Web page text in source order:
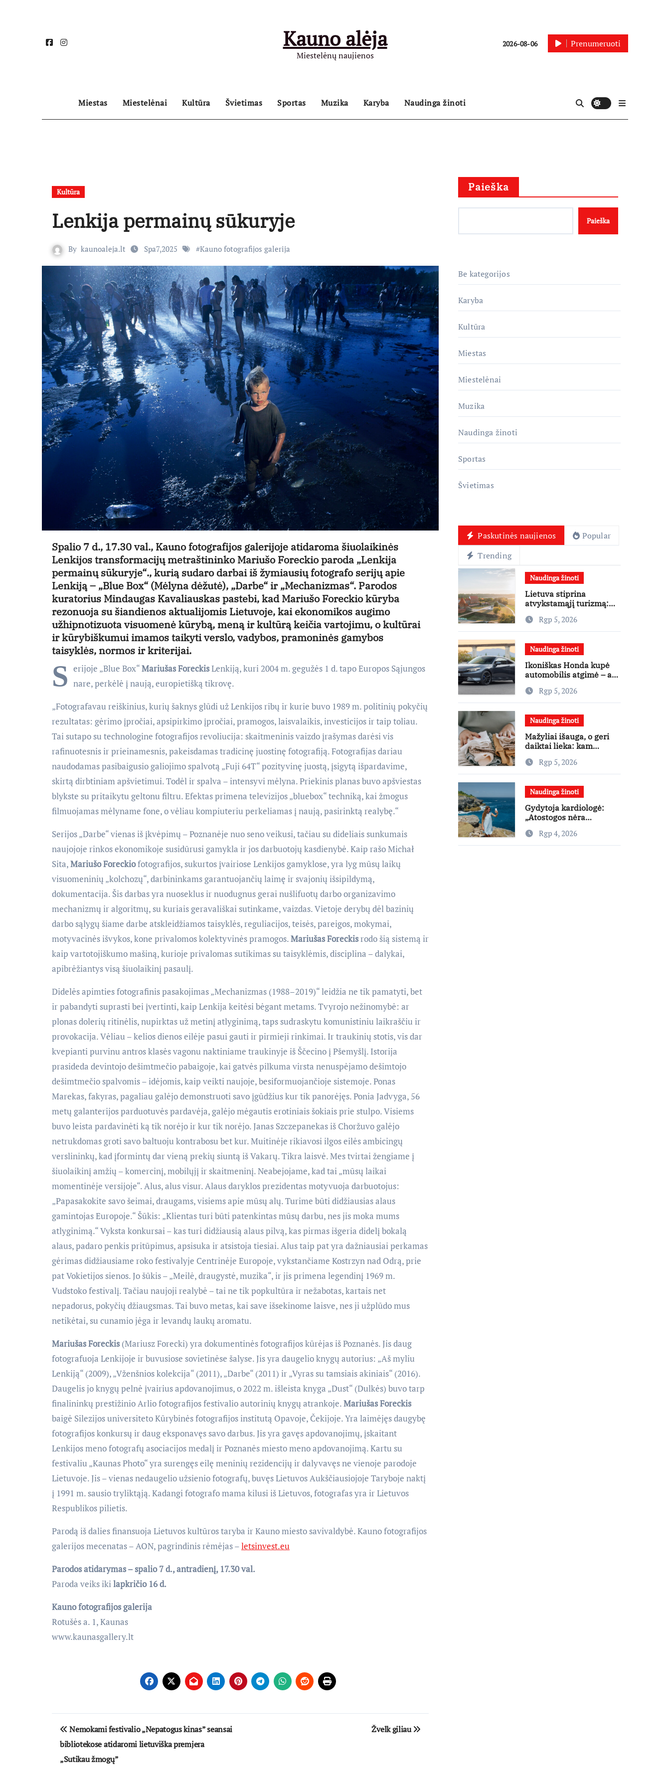
Kauno alėja
Miestelėnų naujienos
2026-08-06 Prenumeruoti
Miestas Miestelėnai Kultūra Švietimas Sportas Muzika Karyba Naudinga žinoti
Kultūra
Lenkija permainų sūkuryje
By kaunoaleja.lt Spa7,2025 #Kauno fotografijos galerija
Spalio 7 d., 17.30 val., Kauno fotografijos galerijoje atidaroma šiuolaikinės
Lenkijos transformacijų metraštininkoMariušo Foreckioparoda „Lenkija
permainų sūkuryje“., kurią sudaro darbai iš žymiausių fotografo serijų apie
Lenkiją – „Blue Box“ (Mėlyna dėžutė), „Darbe“ ir „Mechanizmas“. Parodos
kuratorius Mindaugas Kavaliauskaspastebi, kadMariušo Foreckiokūryba
rezonuoja su šiandienos aktualijomis Lietuvoje, kai ekonomikos augimo
užhipnotizuota visuomenė kūrybą, meną ir kultūrą keičia vartojimu, o kultūrai
ir kūrybiškumui imamos taikyti verslo, vadybos, pramoninės gamybos
taisyklės, normos ir kriterijai.
S erijoje „Blue Box“Mariušas ForeckisLenkiją, kuri 2004 m. gegužės 1 d. tapo Europos Sąjungos
nare, perkėlė į naują, europietišką tikrovę.
„Fotografavau reiškinius, kurių šaknys glūdi už Lenkijos ribų ir kurie buvo 1989 m. politinių pokyčių
rezultatas: gėrimo įpročiai, apsipirkimo įpročiai, pramogos, laisvalaikis, investicijos ir taip toliau.
Tai sutapo su technologine fotografijos revoliucija: skaitmeninis vaizdo įrašymas darėsi vis
rafinuotesnis ir prieinamesnis, pakeisdamas tradicinę juostinę fotografiją. Fotografijas dariau
naudodamas pasibaigusio galiojimo spalvotą „Fuji 64T“ pozityvinę juostą, įsigytą išpardavime,
skirtą dirbtiniam apšvietimui. Todėl ir spalva – intensyvi mėlyna. Priekinis planas buvo apšviestas
blykste su pritaikytu geltonu filtru. Efektas primena televizijos „bluebox“ techniką, kai žmogus
filmuojamas mėlyname fone, o vėliau kompiuteriu perkeliamas į naują, pasirinktą realybę.“
Serijos „Darbe“ vienas iš įkvėpimų – Poznanėje nuo seno veikusi, tačiau su dideliais sunkumais
naujojoje rinkos ekonomikoje susidūrusi gamykla ir jos darbuotojų kasdienybė. Kaip rašo Michał
Sita,Mariušo Foreckiofotografijos, sukurtos įvairiose Lenkijos gamyklose, yra lyg mūsų laikų
visuomeninių „kolchozų“, darbininkams garantuojančių laimę ir svajonių išsipildymą,
dokumentacija. Šis darbas yra nuoseklus ir nuodugnus gerai nušlifuotų darbo organizavimo
mechanizmų ir algoritmų, su kuriais geravališkai sutinkame, vaizdas. Vietoje derybų dėl bazinių
darbo sąlygų šiame darbe atskleidžiamos taisyklės, reguliacijos, teisės, pareigos, mokymai,
motyvacinės išvykos, kone privalomos kolektyvinės pramogos.Mariušas Foreckisrodo šią sistemą ir
kaip vartotojiškumo mašiną, kurioje privalomas sutikimas su taisyklėmis, disciplina – dalykai,
apibrėžiantys visą šiuolaikinį pasaulį.
Didelės apimties fotografinis pasakojimas „Mechanizmas (1988–2019)“ leidžia ne tik pamatyti, bet
ir pabandyti suprasti bei įvertinti, kaip Lenkija keitėsi bėgant metams. Tvyrojo nežinomybė: ar
plonas dolerių ritinėlis, nupirktas už metinį atlyginimą, taps sudraskytu komunistiniu laikraščiu ir
provokacija. Vėliau – kelios dienos eilėje pasui gauti ir pirmieji rinkimai. Ir traukinių stotis, vis dar
kvepianti purvinu antros klasės vagonu naktiniame traukinyje iš Ščecino į Pšemyšlį. Istorija
prasideda devintojo dešimtmečio pabaigoje, kai gatvės pilkuma virsta nenuspėjamo dešimtojo
dešimtmečio spalvomis – idėjomis, kaip veikti naujoje, besiformuojančioje sistemoje. Ponas
Marekas, fakyras, pagaliau galėjo demonstruoti savo įgūdžius kur tik panorėjęs. Ponia Jadvyga, 56
metų galanterijos parduotuvės pardavėja, galėjo mėgautis erotiniais šokiais prie stulpo. Visiems
buvo leista pardavinėti ką tik norėjo ir kur tik norėjo. Janas Szczepanekas iš Choržuvo galėjo
netrukdomas groti savo baltuoju kontrabosu bet kur. Muitinėje rikiavosi ilgos eilės ambicingų
verslininkų, kad įformintų dar vieną prekių siuntą iš Vakarų. Tikra laisvė. Mes tvirtai žengiame į
šiuolaikinį amžių – komercinį, mobilųjį ir skaitmeninį. Neabejojame, kad tai „mūsų laikai
momentinėje versijoje“. Alus, alus visur. Alaus daryklos prezidentas motyvuoja darbuotojus:
„Papasakokite savo šeimai, draugams, visiems apie mūsų alų. Turime būti didžiausias alaus
gamintojas Europoje.“ Šūkis: „Klientas turi būti patenkintas mūsų darbu, nes jis moka mums
atlyginimą.“ Vyksta konkursai – kas turi didžiausią alaus pilvą, kas pirmas išgeria didelį bokalą
alaus, padaro penkis pritūpimus, apsisuka ir atsistoja tiesiai. Alus taip pat yra dažniausiai perkamas
gėrimas didžiausiame roko festivalyje Centrinėje Europoje, vykstančiame Kostrzyn nad Odrą, prie
pat Vokietijos sienos. Jo šūkis – „Meilė, draugystė, muzika“, ir jis primena legendinį 1969 m.
Vudstoko festivalį. Tačiau naujoji realybė – tai ne tik popkultūra ir nežabotas, kartais net
nepadorus, pokyčių džiaugsmas. Tai buvo metas, kai save išsekinome laisve, nes ji užplūdo mus
netikėtai, su cunamio jėga ir levandų laukų aromatu.
Mariušas Foreckis(Mariusz Forecki) yra dokumentinės fotografijos kūrėjas iš Poznanės. Jis daug
fotografuoja Lenkijoje ir buvusiose sovietinėse šalyse. Jis yra daugelio knygų autorius: „Aš myliu
Lenkiją“ (2009), „Vženšnios kolekcija“ (2011), „Darbe“ (2011) ir „Vyras su tamsiais akiniais“ (2016).
Daugelis jo knygų pelnė įvairius apdovanojimus, o 2022 m. išleista knyga „Dust“ (Dulkės) buvo tarp
finalininkų prestižinio Arlio fotografijos festivalio autorinių knygų atrankoje.Mariušas Foreckis
baigė Silezijos universiteto Kūrybinės fotografijos institutą Opavoje, Čekijoje. Yra laimėjęs daugybę
fotografijos konkursų ir daug eksponavęs savo darbus. Jis yra gavęs apdovanojimų, įskaitant
Lenkijos meno fotografų asociacijos medalį ir Poznanės miesto meno apdovanojimą. Kartu su
festivaliu „Kaunas Photo“ yra surengęs eilę meninių rezidencijų ir dalyvavęs ne vienoje parodoje
Lietuvoje. Jis – vienas nedaugelio užsienio fotografų, buvęs Lietuvos Aukščiausiojoje Taryboje naktį
į 1991 m. sausio tryliktąją. Kadangi fotografo mama kilusi iš Lietuvos, fotografas yra ir Lietuvos
Respublikos pilietis.
Parodą iš dalies finansuoja Lietuvos kultūros taryba ir Kauno miesto savivaldybė. Kauno fotografijos
galerijos mecenatas – AON, pagrindinis rėmėjas –letsinvest.eu
Parodos atidarymas – spalio 7 d., antradienį, 17.30 val.
Paroda veiks ikilapkričio 16 d.
Kauno fotografijos galerija
Rotušės a. 1, Kaunas
www.kaunasgallery.lt
Navigacija
tarp
įrašų
Nemokami festivalio „Nepatogus kinas” seansai
bibliotekose atidaromi lietuviška premjera
„Sutikau žmogų”
Žvelk giliau
Paieška
Paieška
Be kategorijos
Karyba
Kultūra
Miestas
Miestelėnai
Muzika
Naudinga žinoti
Sportas
Švietimas
Paskutinės naujienos
Popular
Trending
Naudinga žinoti
Lietuva stiprina
atvykstamąjį turizmą:
užsienio turistams
pritraukti
Rgp 5, 2026
Naudinga žinoti
Ikoniškas Honda kupė
automobilis atgimė – ar
lūkesčius?
Rgp 5, 2026
Naudinga žinoti
Mažyliai išauga, o geri
daiktai lieka: kam
aukso vertės?
Rgp 5, 2026
Naudinga žinoti
Gydytoja kardiologė:
„Atostogos nėra
stengtis per vieną dieną
pamatyti visų lankytinų
Rgp 4, 2026